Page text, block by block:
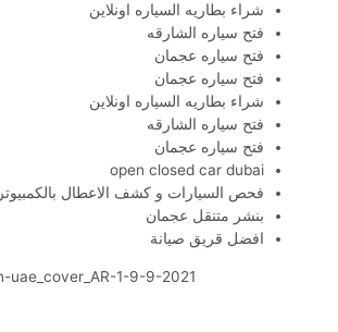
شراء بطاريه السياره اونلاين
فتح سياره الشارقه
فتح سياره عجمان
فتح سياره عجمان
شراء بطاريه السياره اونلاين
فتح سياره الشارقه
فتح سياره عجمان
open closed car dubai
فحص السيارات و كشف الاعطال بالكمبيوتر
بنشر متنقل عجمان
افضل قريق صيانة